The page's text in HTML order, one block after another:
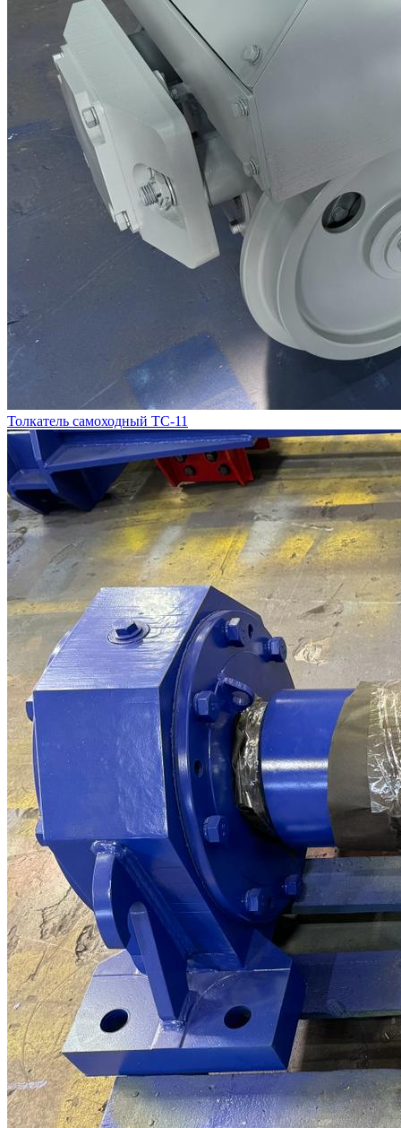
Толкатель самоходный ТС-11